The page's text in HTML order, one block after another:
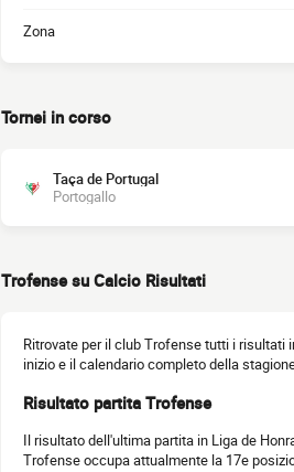
Zona
Tornei in corso
Taça de Portugal
Portogallo
Trofense su Calcio Risultati
Ritrovate per il club Trofense tutti i risultati
inizio e il calendario completo della
Risultato partita Trofense
Il risultato dell'ultima partita in Liga de
Trofense occupa attualmente la 17e